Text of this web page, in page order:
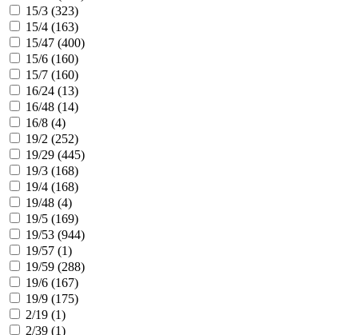
15/3 (323)
15/4 (163)
15/47 (400)
15/6 (160)
15/7 (160)
16/24 (13)
16/48 (14)
16/8 (4)
19/2 (252)
19/29 (445)
19/3 (168)
19/4 (168)
19/48 (4)
19/5 (169)
19/53 (944)
19/57 (1)
19/59 (288)
19/6 (167)
19/9 (175)
2/19 (1)
2/39 (1)